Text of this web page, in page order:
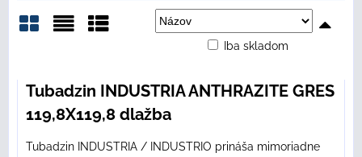
Iba skladom
Tubadzin INDUSTRIA ANTHRAZITE GRES
119,8X119,8 dlažba
Tubadzin INDUSTRIA / INDUSTRIO prináša mimoriadne